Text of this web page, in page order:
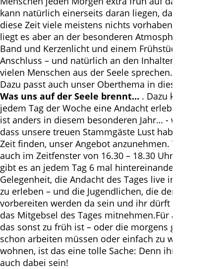
kann natürlich einerseits daran liegen, dass um
diese Zeit viele meistens nichts vorhaben –bestimmt
liegt es aber an der besonderen Atmosphäre – mit
Band und Kerzenlicht und einem Frühstück im
Anschluss – und natürlich an den Inhalten, die oft
vielen Menschen aus der Seele sprechen… .
Dazu passt auch unser Oberthema in diesem Jahr:
Was uns auf der Seele brennt… . Dazu könnt ihr an
jedem Tag der Woche eine Andacht erleben! Vieles
ist anders in diesem besonderen Jahr… - wir hoffen,
dass unsere treuen Stammgäste Lust haben und die
Zeit finden, unser Angebot anzunehmen. Vielleicht ja
auch im Zeitfenster von 16.30 – 18.30 Uhr; denn da
gibt es an jedem Tag 6 mal hintereinander die
Gelegenheit, die Andacht des Tages live in der Kirche
zu erleben – und die Jugendlichen, die den Tag
vorbereiten werden da sein und ihr dürft euch auch
das Mitgebsel des Tages mitnehmen.Für alle, denen
das sonst zu früh ist – oder die morgens ganz früh
schon arbeiten müssen oder einfach zu weit weg
wohnen, ist das eine tolle Sache: Denn ihr könnt nun
auch dabei sein!